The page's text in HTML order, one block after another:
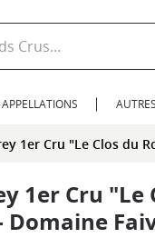
1er Cru "Le Clos du
1er Cru "Le
Domaine